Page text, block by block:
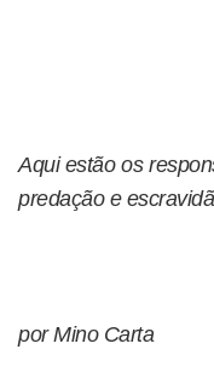
Aqui estão os
predação e
por Mino Carta